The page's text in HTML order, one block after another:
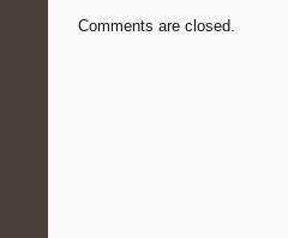
Comments are closed.